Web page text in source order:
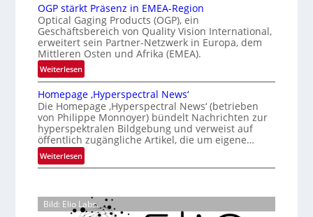
u
n
g
t
e
K
o
t
r
o
l
l
i
o
n
a
l
V
i
s
i
o
n
N
h
t
l
a
n
d
o
b
e
t
e
i
i
g
s
i
OGP stärkt Präsenz in EMEA-Region
Optical Gaging Products (OGP), ein
Geschäftsbereich von Quality Vision International,
erweitert sein Partner-Netzwerk in Europa, dem
Mittleren Osten und Afrika (EMEA).
Weiterlesen:
O
G
P
s
t
ä
r
P
r
Homepage ‚Hyperspectral News‘
Die Homepage ‚Hyperspectral News‘ (betrieben
von Philippe Monnoyer) bündelt Nachrichten zur
hyperspektralen Bildgebung und verweist auf
öffentlich zugängliche Artikel, die um eigene…
Weiterlesen:
H
m
e
Bild: Elio Labs.